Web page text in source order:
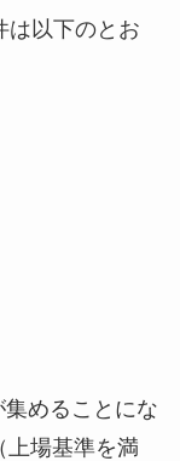
は以下のとお
めることにな
上場基準を満